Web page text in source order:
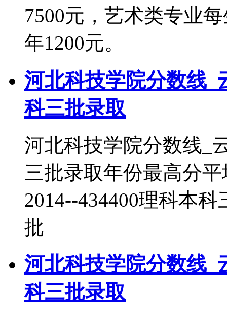
7500元，艺术类专业
年1200元。
河北科技学院分数线_
科三批录取
河北科技学院分数线_
三批录取年份最高分
2014--434400理科本
批
河北科技学院分数线_
科三批录取